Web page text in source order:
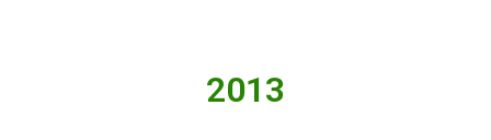
2013